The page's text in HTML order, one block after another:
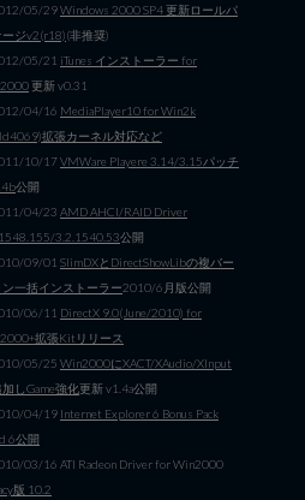
05/29Windows 2000 SP4 更新ロールパ
ージv2(r18)(非推奨)
05/21 iTunes インストーラー for
更新 v0.31
04/16 MediaPlayer10 for Win2k
拡張カーネル対応など
10/17VMWare Playere 3.14/3.15パッチ
公開
04/23 AMD AHCI/RAID Driver
3.2.1540.53公開
09/01 SlimDXとDirectShowLibの複バー
ン一括インストーラー2010/6月版公開
06/11 DirectX 9.0(June/2010) for
拡張Kitリリース
05/25 Win2000にXACT/XAudio/XInput
加しGame強化更新 v1.4a公開
04/19 Internet Explorer 6 Bonus Pack
6公開
03/16 ATI Radeon Driver for Win2000
版 10.2